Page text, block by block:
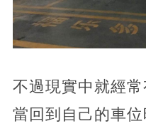
不過現實中就經
當回到自己的車